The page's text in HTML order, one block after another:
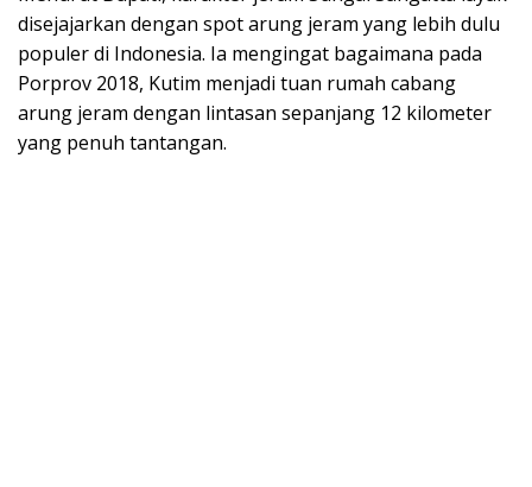
disejajarkan dengan spot arung jeram yang lebih dulu
populer di Indonesia. Ia mengingat bagaimana pada
Porprov 2018, Kutim menjadi tuan rumah cabang
arung jeram dengan lintasan sepanjang 12 kilometer
yang penuh tantangan.